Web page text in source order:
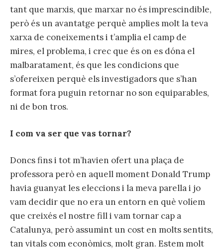
tant que marxis, que marxar no és imprescindible,
però és un avantatge perquè amplies molt la teva
xarxa de coneixements i t’amplia el camp de
mires, el problema, i crec que és on es dóna el
malbaratament, és que les condicions que
s’ofereixen perquè els investigadors que s’han
format fora puguin retornar no son equiparables,
ni de bon tros.
I com va ser que vas tornar?
Doncs fins i tot m’havien ofert una plaça de
professora però en aquell moment Donald Trump
havia guanyat les eleccions i la meva parella i jo
vam decidir que no era un entorn en què volíem
que creixés el nostre fill i vam tornar cap a
Catalunya, però assumint un cost en molts sentits,
tan vitals com econòmics, molt gran. Estem molt